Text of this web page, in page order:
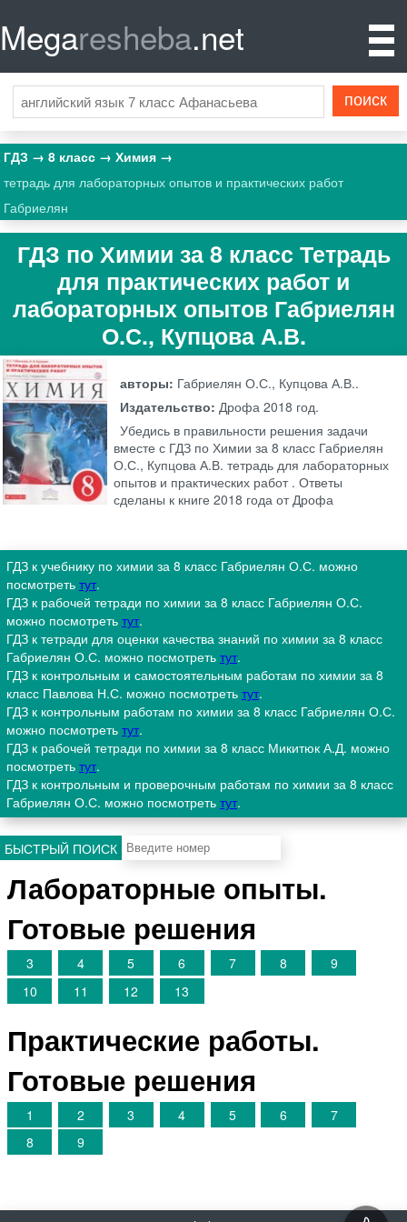
Megaresheba.net
ГДЗ 8 класс
Химия
тетрадь для лабораторных опытов и практических работ
Габриелян
ГДЗ по Химии за 8 класс Тетрадь
для практических работ и
лабораторных опытов Габриелян
О.С., Купцова А.В.
авторы: Габриелян О.С., Купцова А.В..
Издательство:Дрофа 2018 год.
Убедись в правильности решения задачи
вместе с ГДЗ по Химии за 8 класс Габриелян
О.С., Купцова А.В. тетрадь для лабораторных
опытов и практических работ . Ответы
сделаны к книге 2018 года от Дрофа
ГДЗ к учебнику по химии за 8 класс Габриелян О.С. можно
посмотреть тут.
ГДЗ к рабочей тетради по химии за 8 класс Габриелян О.С.
можно посмотреть тут.
ГДЗ к тетради для оценки качества знаний по химии за 8 класс
Габриелян О.С. можно посмотреть тут.
ГДЗ к контрольным и самостоятельным работам по химии за 8
класс Павлова Н.С. можно посмотреть тут.
ГДЗ к контрольным работам по химии за 8 класс Габриелян О.С.
можно посмотреть тут.
ГДЗ к рабочей тетради по химии за 8 класс Микитюк А.Д. можно
посмотреть тут.
ГДЗ к контрольным и проверочным работам по химии за 8 класс
Габриелян О.С. можно посмотреть тут.
БЫСТРЫЙ ПОИСК
Лабораторные опыты.
Готовые решения
3 4 5 6 7 8
9
10
11 12 13
Практические работы.
Готовые решения
1 2 3 4 5 6
7
8
9